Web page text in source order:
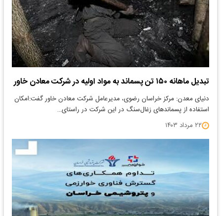
تبدیل ماهانه ۱۵۰ تن پسماند به مواد اولیه در شرکت معادن خاور
دنیای معدن: مرکز خراسان رضوی، مدیرعامل شرکت معادن خاور گفت:امکان
استفاده از پسماند‌های زغال‌سنگ در این شرکت در راستای…
۲۲ مرداد ۱۴۰۳